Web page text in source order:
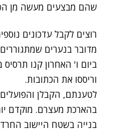
שהם מבצעים מעשה מן
רוצים לקבל עדכונים נוספים?
מדובר בנערים
ביום ו' האחרון קנו
וריססו את הכתובות.
לטענתם, הקבלן
בהארכת מעצרם. מוקדם
בנייה בשטח היישוב